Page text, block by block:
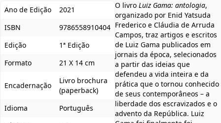
Ano de Edição
2021
ISBN
9786558910404
Edição
1ª Edição
Formato
21 X 14 cm
Encadernação
Livro brochura
(paperback)
Idioma
Português
O livro Luiz Gama: antologia,
organizado por Enid Yatsuda
Frederico e Cláudia de Arruda
Campos, traz artigos e escritos
de Luiz Gama publicados em
jornais da época, selecionados
a partir das ideias que
defendeu a vida inteira e da
prática que o tornou conhecido
de seus contemporâneos – a
liberdade dos escravizados e o
advento da República. Luiz